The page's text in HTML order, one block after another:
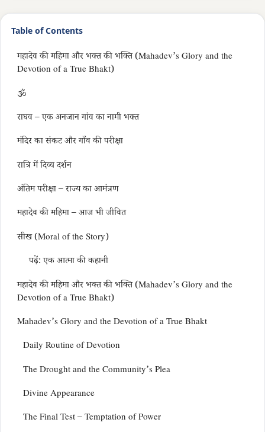
Table of Contents
महादेव की महिमा और भक्त की भक्ति (Mahadev’s Glory and the
Devotion of a True Bhakt)
🕉️
राघव – एक अनजान गांव का नामी भक्त
मंदिर का संकट और गाँव की परीक्षा
रात्रि में दिव्य दर्शन
अंतिम परीक्षा – राज्य का आमंत्रण
महादेव की महिमा – आज भी जीवित
सीख (Moral of the Story)
पढ़ें: एक आत्मा की कहानी
महादेव की महिमा और भक्त की भक्ति (Mahadev’s Glory and the
Devotion of a True Bhakt)
Mahadev’s Glory and the Devotion of a True Bhakt
Daily Routine of Devotion
The Drought and the Community’s Plea
Divine Appearance
The Final Test – Temptation of Power